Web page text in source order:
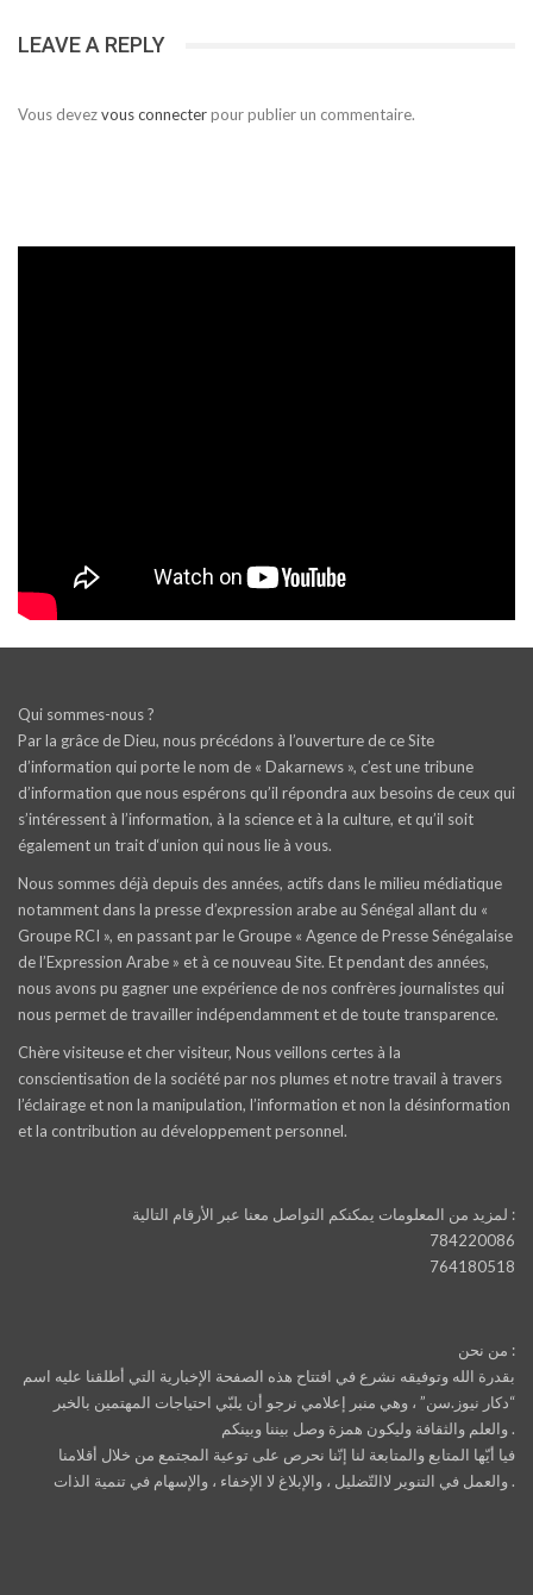
LEAVE A REPLY
Vous devezvous connecterpour publier un commentaire.
Qui sommes-nous ?
Par la grâce de Dieu, nous précédons à l’ouverture de ce Site
d’information qui porte le nom de « Dakarnews », c’est une tribune
d’information que nous espérons qu’il répondra aux besoins de ceux qui
s’intéressent à l’information, à la science et à la culture, et qu’il soit
également un trait d‘union qui nous lie à vous.
Nous sommes déjà depuis des années, actifs dans le milieu médiatique
notamment dans la presse d’expression arabe au Sénégal allant du «
Groupe RCI », en passant par le Groupe « Agence de Presse Sénégalaise
de l’Expression Arabe » et à ce nouveau Site. Et pendant des années,
nous avons pu gagner une expérience de nos confrères journalistes qui
nous permet de travailler indépendamment et de toute transparence.
Chère visiteuse et cher visiteur, Nous veillons certes à la
conscientisation de la société par nos plumes et notre travail à travers
l’éclairage et non la manipulation, l’information et non la désinformation
et la contribution au développement personnel.
لمزيد من المعلومات يمكنكم التواصل معنا عبر الأرقام التالية :
784220086
764180518
من نحن :
بقدرة الله وتوفيقه نشرع في افتتاح هذه الصفحة الإخبارية التي أطلقنا عليه اسم
“دكار نيوز.سن” ، وهي منبر إعلامي نرجو أن يلبّي احتياجات المهتمين بالخبر
والعلم والثقافة وليكون همزة وصل بيننا وبينكم .
فيا أيّها المتابع والمتابعة لنا إنّنا نحرص على توعية المجتمع من خلال أقلامنا
والعمل في التنوير لاالتّضليل ، والإبلاغ لا الإخفاء ، والإسهام في تنمية الذات .